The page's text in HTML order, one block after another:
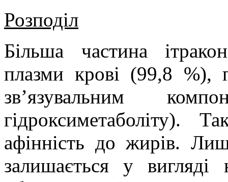
Розподіл
Більша частина
плазми крові (99,8 %),
зв’язувальним
гідроксиметаболіту).
афінність до жирів.
залишається у вигляді